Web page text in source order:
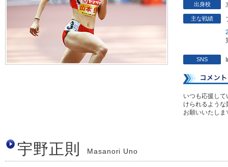
出身校
主な戦績
SNS
いつも応援し
けられるよう
お願いいたしま
宇野正則 Masanori Uno